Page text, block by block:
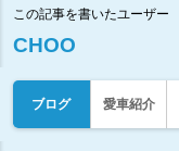
この記事を書いたユーザー
CHOO
ブログ 愛車紹介